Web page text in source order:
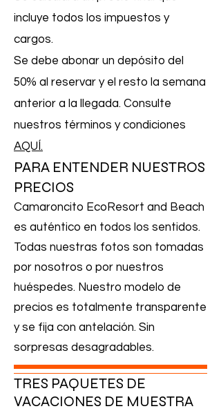
incluye todos los impuestos y
cargos.
Se debe abonar un depósito del
50% al reservar y el resto la semana
anterior a la llegada. Consulte
nuestros términos y condiciones
AQUÍ.
PARA ENTENDER NUESTROS
PRECIOS
Camaroncito EcoResort and Beach
es auténtico en todos los sentidos.
Todas nuestras fotos son tomadas
por nosotros o por nuestros
huéspedes. Nuestro modelo de
precios es totalmente transparente
y se fija con antelación. Sin
sorpresas desagradables.
TRES PAQUETES DE
VACACIONES DE MUESTRA